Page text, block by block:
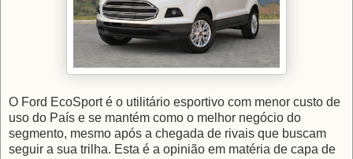
O Ford EcoSport é o utilitário esportivo com menor custo de
uso do País e se mantém como o melhor negócio do
segmento, mesmo após a chegada de rivais que buscam
seguir a sua trilha. Esta é a opinião em matéria de capa de